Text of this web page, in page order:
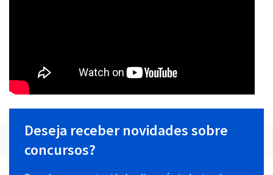
Deseja receber novidades sobre
concursos?